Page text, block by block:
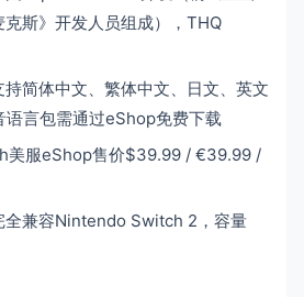
斯》开发人员组成），THQ
持简体中文、繁体中文、日文、英文
语言包需通过eShop免费下载
美服eShop售价$39.99 / €39.99 /
全兼容Nintendo Switch 2，容量